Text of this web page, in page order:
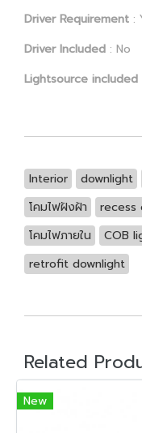
Driver Requirement :
Driver Included : No
Lightsource included
Interior downlight
โคมไฟฝังฝ้า
recess
โคมไฟภายใน
COB
retrofit downlight
Related
New